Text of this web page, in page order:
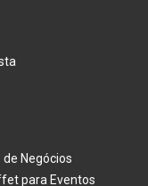
de Negócios
para Eventos